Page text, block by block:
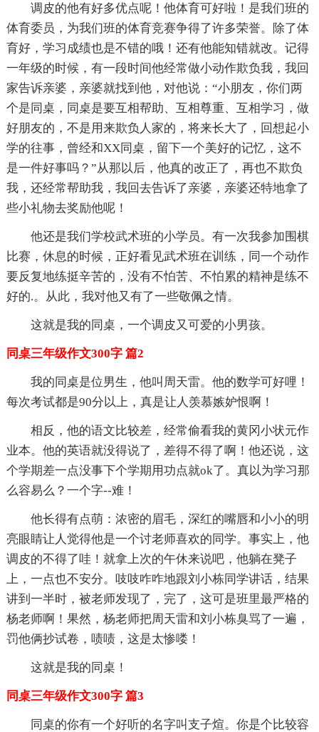
调皮的他有好多优点呢！他体育可好啦！是我们班的
体育委员，为我们班的体育竞赛争得了许多荣誉。除了体
育好，学习成绩也是不错的哦！还有他能知错就改。记得
一年级的时候，有一段时间他经常做小动作欺负我，我回
家告诉亲婆，亲婆就找到他，对他说：“小朋友，你们两
个是同桌，同桌是要互相帮助、互相尊重、互相学习，做
好朋友的，不是用来欺负人家的，将来长大了，回想起小
学的往事，曾经和XX同桌，留下一个美好的记忆，这不
是一件好事吗？”从那以后，他真的改正了，再也不欺负
我，还经常帮助我，我回去告诉了亲婆，亲婆还特地拿了
些小礼物去奖励他呢！
他还是我们学校武术班的小学员。有一次我参加围棋
比赛，休息的时候，正好看见武术班在训练，同一个动作
要反复地练挺辛苦的，没有不怕苦、不怕累的精神是练不
好的.。从此，我对他又有了一些敬佩之情。
这就是我的同桌，一个调皮又可爱的小男孩。
同桌三年级作文300字 篇2
我的同桌是位男生，他叫周天雷。他的数学可好哩！
每次考试都是90分以上，真是让人羡慕嫉妒恨啊！
相反，他的语文比较差，经常偷看我的黄冈小状元作
业本。他的英语就没得说了，差得不得了啊！他还说，这
个学期差一点没事下个学期用功点就ok了。真以为学习那
么容易么？一个字--难！
他长得有点萌：浓密的眉毛，深红的嘴唇和小小的明
亮眼睛让人觉得他是一个讨老师喜欢的同学。事实上，他
调皮的不得了哇！就拿上次的午休来说吧，他躺在凳子
上，一点也不安分。吱吱咋咋地跟刘小栋同学讲话，结果
讲到一半时，被老师发现了，完了，这可是班里最严格的
杨老师啊！果然，杨老师把周天雷和刘小栋臭骂了一遍，
罚他俩抄试卷，啧啧，这是太惨喽！
这就是我的同桌！
同桌三年级作文300字 篇3
同桌的你有一个好听的名字叫支子煊。你是个比较容